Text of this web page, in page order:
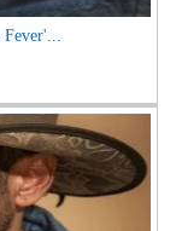
Fever'...